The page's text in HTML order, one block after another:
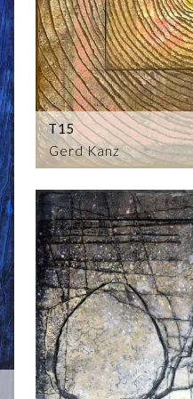
Gerd Kanz
T15